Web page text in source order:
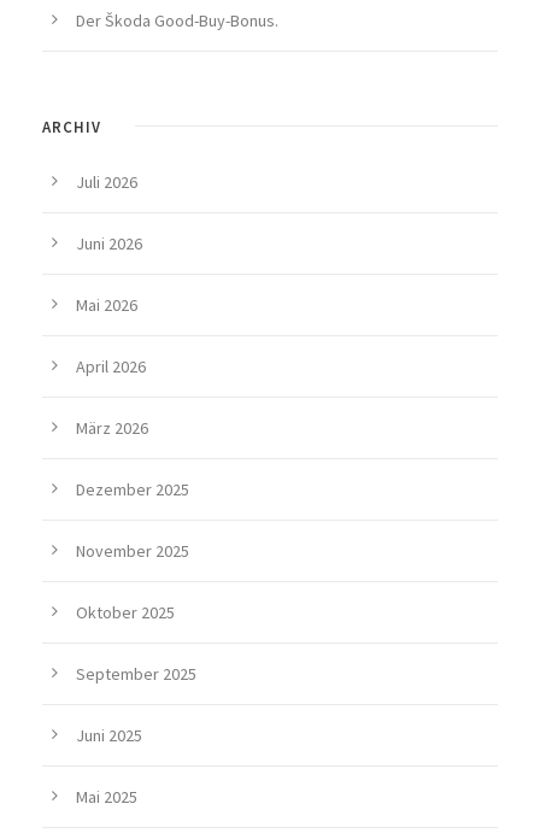
Der Škoda Good-Buy-Bonus.
ARCHIV
Juli 2026
Juni 2026
Mai 2026
April 2026
März 2026
Dezember 2025
November 2025
Oktober 2025
September 2025
Juni 2025
Mai 2025